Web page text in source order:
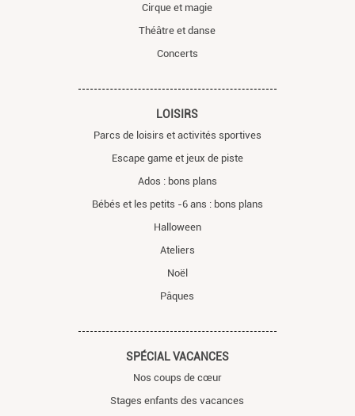
Cirque et magie
Théâtre et danse
Concerts
LOISIRS
Parcs de loisirs et activités sportives
Escape game et jeux de piste
Ados : bons plans
Bébés et les petits -6 ans : bons plans
Halloween
Ateliers
Noël
Pâques
SPÉCIAL VACANCES
Nos coups de cœur
Stages enfants des vacances